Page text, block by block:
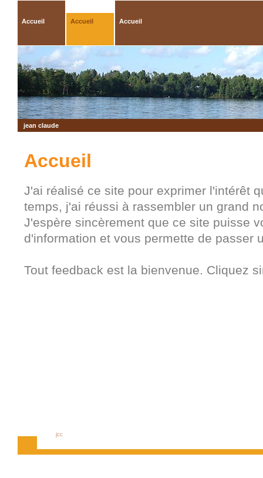
Accueil Accueil Accueil
jean claude
Accueil
J'ai réalisé ce site pour exprimer l'intérêt
temps, j'ai réussi à rassembler un grand
J'espère sincèrement que ce site puisse
d'information et vous permette de passer
Tout feedback est la bienvenue. Cliquez
jcc